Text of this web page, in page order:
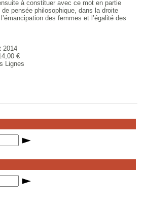
2014
€
Lignes
à constituer avec ce mot en partie
pensée philosophique, dans la droite
des femmes et l’égalité des